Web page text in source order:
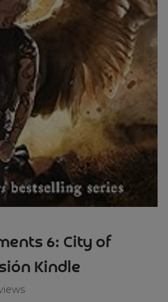
6: City of
Kindle